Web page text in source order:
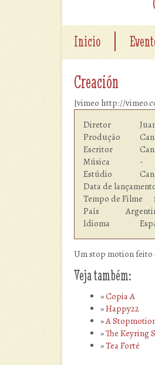
Inicio
Creación
[vimeo http://
Diretor         	Juan Pablo Zaramella
Produção        	Can Can Club e JPZtudio
Escritor        	Can Can Club e JPZtudio
Música          	-
Estúdio  	        Can Can Club e JPZtudio
Data de
Tempo de Filme    	1:35
País            	Argentina
Idioma
Um stop motion feito
Veja também:
Copia A
Happy22
A
The Keyring
Tea Forté